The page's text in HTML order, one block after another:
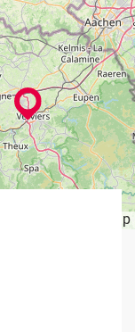
OpenStreetMap